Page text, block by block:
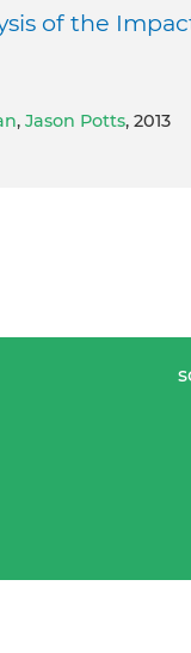
of the
, Jason Potts, 2013